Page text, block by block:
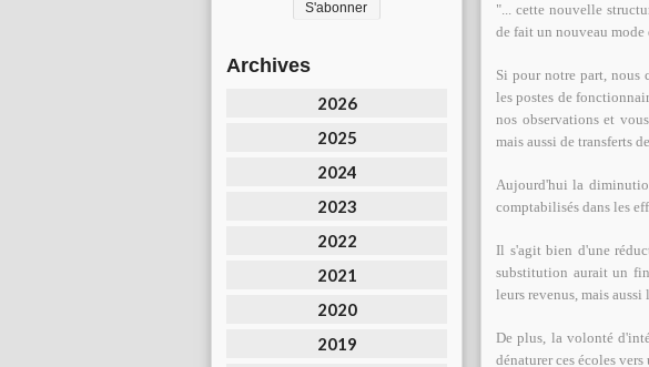
Archives
2026
2025
2024
2023
2022
2021
2020
2019
"... cette nouvelle
de fait un nouveau mode
Si pour notre part, nous
les postes de
nos observations et
mais aussi de transferts
Aujourd'hui la
comptabilisés dans les
Il s'agit bien d'une
substitution aurait un
leurs revenus, mais
De plus, la volonté
dénaturer ces écoles